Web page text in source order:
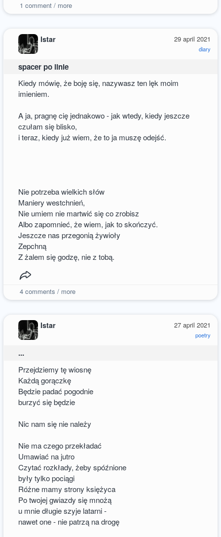
1 comment / more
29 april 2021
diary
Istar
spacer po linie
Kiedy mówię, że boję się, nazywasz ten lęk moim
imieniem.
A ja, pragnę cię jednakowo - jak wtedy, kiedy jeszcze
czułam się blisko,
i teraz, kiedy już wiem, że to ja muszę odejść.
Nie potrzeba wielkich słów
Maniery westchnień,
Nie umiem nie martwić się co zrobisz
Albo zapomnieć, że wiem, jak to skończyć.
Jeszcze nas przegonią żywioły
Zepchną
Z żalem się godzę, nie z tobą.
4comments / more
27 april 2021
poetry
Istar
...
Przejdziemy tę wiosnę
Każdą gorączkę
Będzie padać pogodnie
burzyć się będzie
Nic nam się nie należy
Nie ma czego przekładać
Umawiać na jutro
Czytać rozkłady, żeby spóźnione
były tylko pociągi
Różne mamy strony księżyca
Po twojej gwiazdy się mnożą
u mnie długie szyje latarni -
nawet one - nie patrzą na drogę